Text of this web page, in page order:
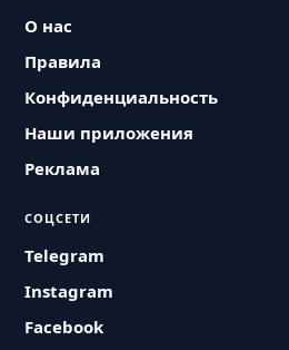
О нас
Правила
Конфиденциальность
Наши приложения
Реклама
СОЦСЕТИ
Telegram
Instagram
Facebook